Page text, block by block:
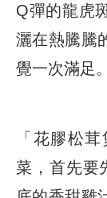
Q彈的龍虎
灑在熱騰騰
覺一次滿足。
「花膠松
菜，首先要